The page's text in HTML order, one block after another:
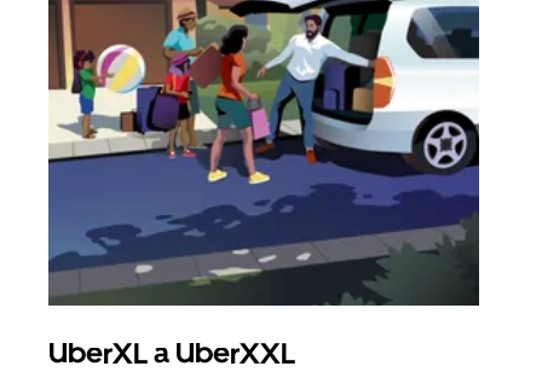
UberXL a UberXXL